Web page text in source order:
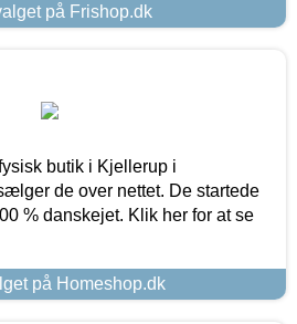
på Frishop.dk
butik i Kjellerup i
de over nettet. De startede
% danskejet. Klik her for at se
på Homeshop.dk